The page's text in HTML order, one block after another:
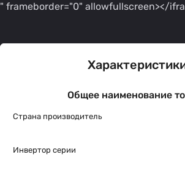
" frameborder="0" allowfullscreen></
Общее наименование
Страна производитель
Инвертор серии